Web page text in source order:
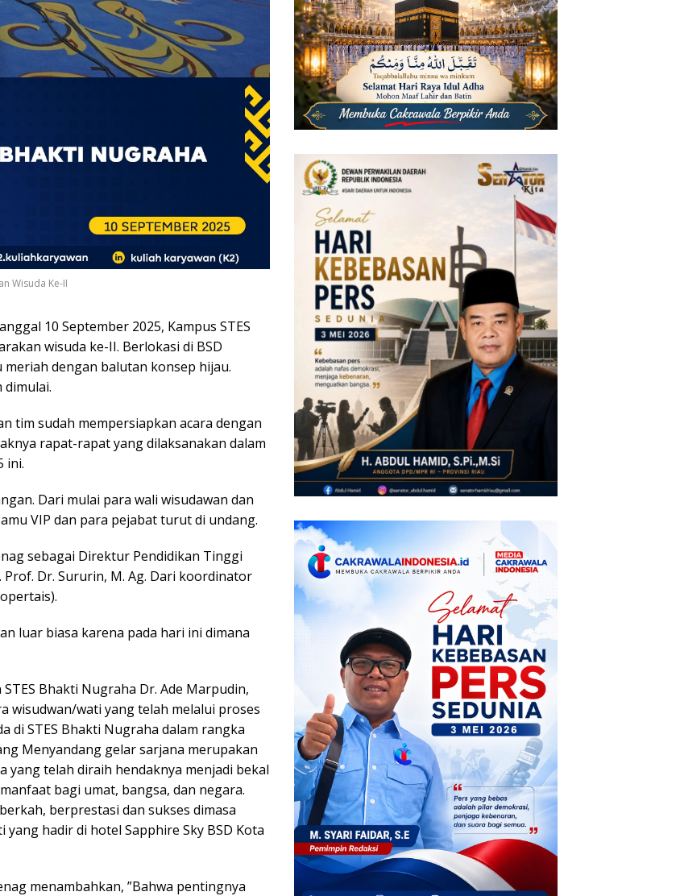
Wisuda Ke-II
10 September 2025, Kampus STES
wisuda ke-II. Berlokasi di BSD
dengan balutan konsep hijau.
tim sudah mempersiapkan acara dengan
rapat-rapat yang dilaksanakan dalam
ini.
Dari mulai para wali wisudawan dan
VIP dan para pejabat turut di undang.
sebagai Direktur Pendidikan Tinggi
Prof. Dr. Sururin, M. Ag. Dari koordinator
luar biasa karena pada hari ini dimana
Bhakti Nugraha Dr. Ade Marpudin,
wisudwan/wati yang telah melalui proses
di STES Bhakti Nugraha dalam rangka
Menyandang gelar sarjana merupakan
yang telah diraih hendaknya menjadi bekal
bagi umat, bangsa, dan negara.
berprestasi dan sukses dimasa
hadir di hotel Sapphire Sky BSD Kota
menambahkan, ”Bahwa pentingnya